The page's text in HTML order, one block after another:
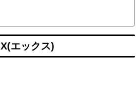
X(エックス)